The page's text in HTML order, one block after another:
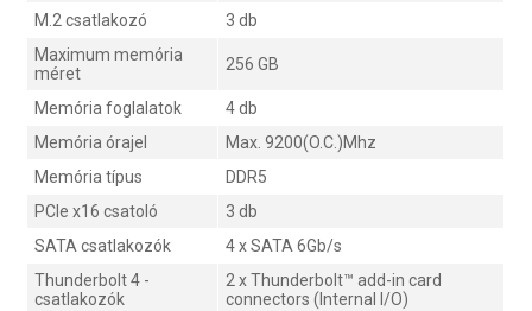
M.2 csatlakozó
3 db
Maximum memória
méret
256 GB
Memória foglalatok
4 db
Memória órajel
Max. 9200(O.C.)Mhz
Memória típus
DDR5
PCIe x16 csatoló
3 db
SATA csatlakozók
4 x SATA 6Gb/s
Thunderbolt 4 -
csatlakozók
2 x Thunderbolt™ add-in card
connectors (Internal I/O)